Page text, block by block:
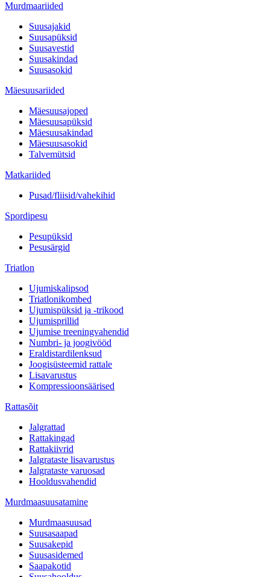
Murdmaariided
Suusajakid
Suusapüksid
Suusavestid
Suusakindad
Suusasokid
Mäesuusariided
Mäesuusajoped
Mäesuusapüksid
Mäesuusakindad
Mäesuusasokid
Talvemütsid
Matkariided
Pusad/fliisid/vahekihid
Spordipesu
Pesupüksid
Pesusärgid
Triatlon
Ujumiskalipsod
Triatlonikombed
Ujumispüksid ja -trikood
Ujumisprillid
Ujumise treeningvahendid
Numbri- ja joogivööd
Eraldistardilenksud
Joogisüsteemid rattale
Lisavarustus
Kompressioonsäärised
Rattasõit
Jalgrattad
Rattakingad
Rattakiivrid
Jalgrataste lisavarustus
Jalgrataste varuosad
Hooldusvahendid
Murdmaasuusatamine
Murdmaasuusad
Suusasaapad
Suusakepid
Suusasidemed
Saapakotid